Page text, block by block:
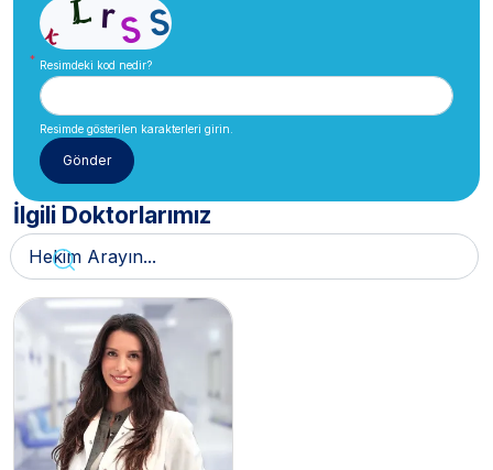
Resimdeki kod nedir?
Resimde gösterilen karakterleri girin.
İlgili Doktorlarımız